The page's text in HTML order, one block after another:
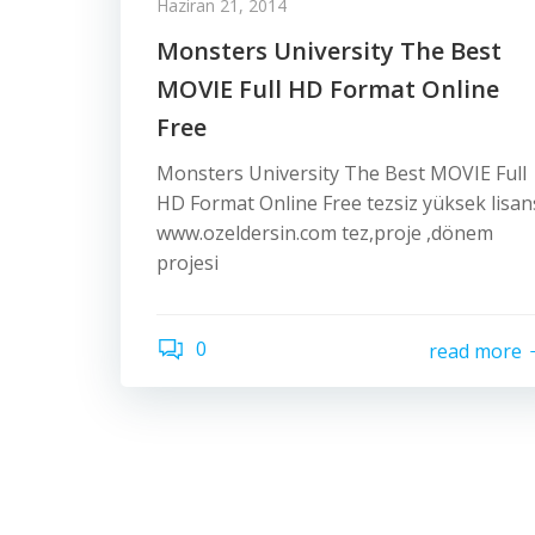
Haziran 21, 2014
Monsters University The Best
MOVIE Full HD Format Online
Free
Monsters University The Best MOVIE Full
HD Format Online Free tezsiz yüksek
www.ozeldersin.com tez,proje ,dönem
projesi
0 read more